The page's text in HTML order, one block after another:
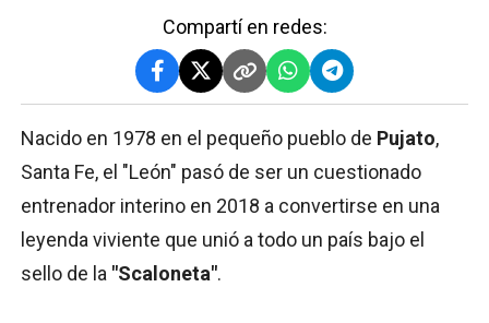
Compartí en redes:
Nacido en 1978 en el pequeño pueblo de Pujato,
Santa Fe, el "León" pasó de ser un cuestionado
entrenador interino en 2018 a convertirse en una
leyenda viviente que unió a todo un país bajo el
sello de la "Scaloneta".